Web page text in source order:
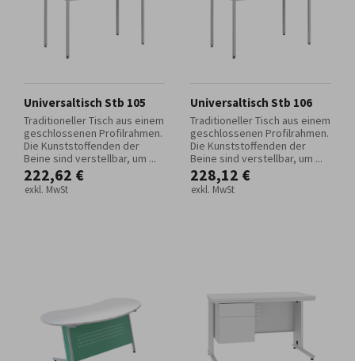
Universaltisch Stb 105
Traditioneller Tisch aus einem
geschlossenen Profilrahmen.
Die Kunststoffenden der
Beine sind verstellbar, um ...
222,62 €
exkl. MwSt
Universaltisch Stb 106
Traditioneller Tisch aus einem
geschlossenen Profilrahmen.
Die Kunststoffenden der
Beine sind verstellbar, um ...
228,12 €
exkl. MwSt